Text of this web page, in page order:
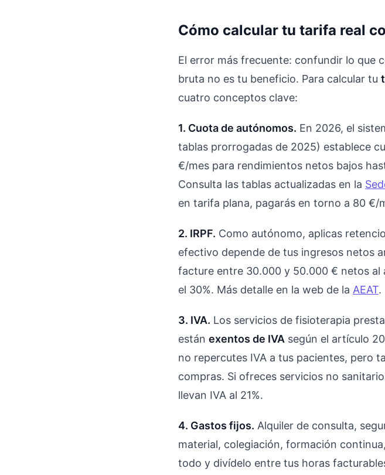
Cómo calcular tu tarifa real
El error más frecuente: confundir lo que
bruta no es tu beneficio. Para calcular tu
cuatro conceptos clave:
1. Cuota de autónomos. En 2026, el
tablas prorrogadas de 2025) establece
€/mes para rendimientos netos bajos
Consulta las tablas actualizadas en la
en tarifa plana, pagarás en torno a 80 €/
2. IRPF. Como autónomo, aplicas
efectivo depende de tus ingresos netos
facture entre 30.000 y 50.000 € netos al
el 30%. Más detalle en la web de la AEAT.
3. IVA. Los servicios de fisioterapia
están exentos de IVA según el artículo
no repercutes IVA a tus pacientes, pero
compras. Si ofreces servicios no
llevan IVA al 21%.
4. Gastos fijos. Alquiler de consulta,
material, colegiación, formación
todo y divídelo entre tus horas